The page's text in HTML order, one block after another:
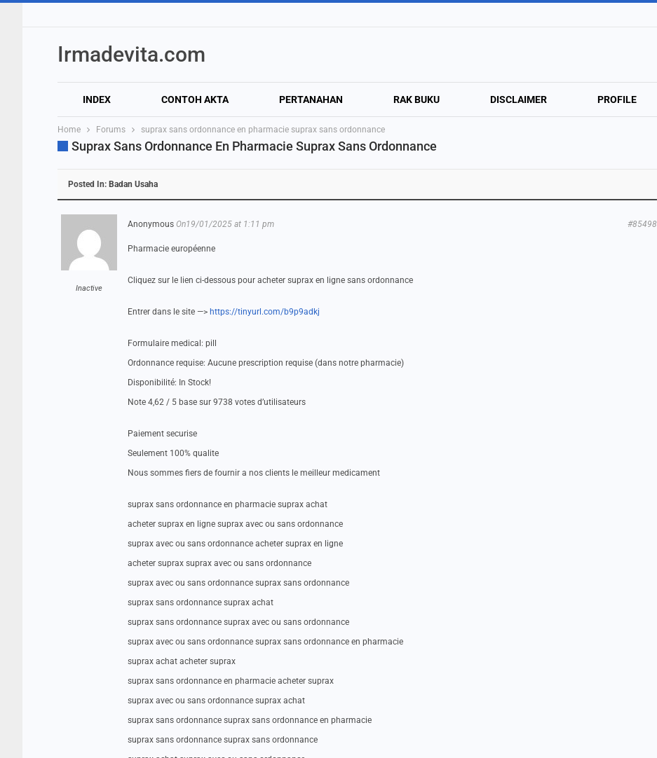
Irmadevita.com
INDEX CONTOH AKTA PERTANAHAN RAK BUKU DISCLAIMER PROFILE
Home Forums suprax sans ordonnance en pharmacie suprax sans ordonnance
Suprax Sans Ordonnance En Pharmacie Suprax Sans Ordonnance
Posted In: Badan Usaha
Inactive
Anonymous On19/01/2025 at 1:11 pm #85498
Pharmacie européenne
Cliquez sur le lien ci-dessous pour acheter suprax en ligne sans ordonnance
Entrer dans le site —> https://tinyurl.com/b9p9adkj
Formulaire medical: pill
Ordonnance requise: Aucune prescription requise (dans notre pharmacie)
Disponibilité: In Stock!
Note 4,62 / 5 base sur 9738 votes d’utilisateurs
Paiement securise
Seulement 100% qualite
Nous sommes fiers de fournir a nos clients le meilleur medicament
suprax sans ordonnance en pharmacie suprax achat
acheter suprax en ligne suprax avec ou sans ordonnance
suprax avec ou sans ordonnance acheter suprax en ligne
acheter suprax suprax avec ou sans ordonnance
suprax avec ou sans ordonnance suprax sans ordonnance
suprax sans ordonnance suprax achat
suprax sans ordonnance suprax avec ou sans ordonnance
suprax avec ou sans ordonnance suprax sans ordonnance en pharmacie
suprax achat acheter suprax
suprax sans ordonnance en pharmacie acheter suprax
suprax avec ou sans ordonnance suprax achat
suprax sans ordonnance suprax sans ordonnance en pharmacie
suprax sans ordonnance suprax sans ordonnance